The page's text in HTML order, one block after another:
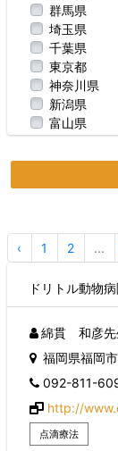
群馬県
埼玉県
千葉県
東京都
神奈川県
新潟県
富山県
福井県
静岡県
愛知県
滋賀県
京都府
大阪府
奈良県
和歌山県
鳥取県
島根県
岡山県
‹
1 2 ...
ドリトル動物
綿貫 和彦先
福岡県福岡
092-811-
http://
点滴療法